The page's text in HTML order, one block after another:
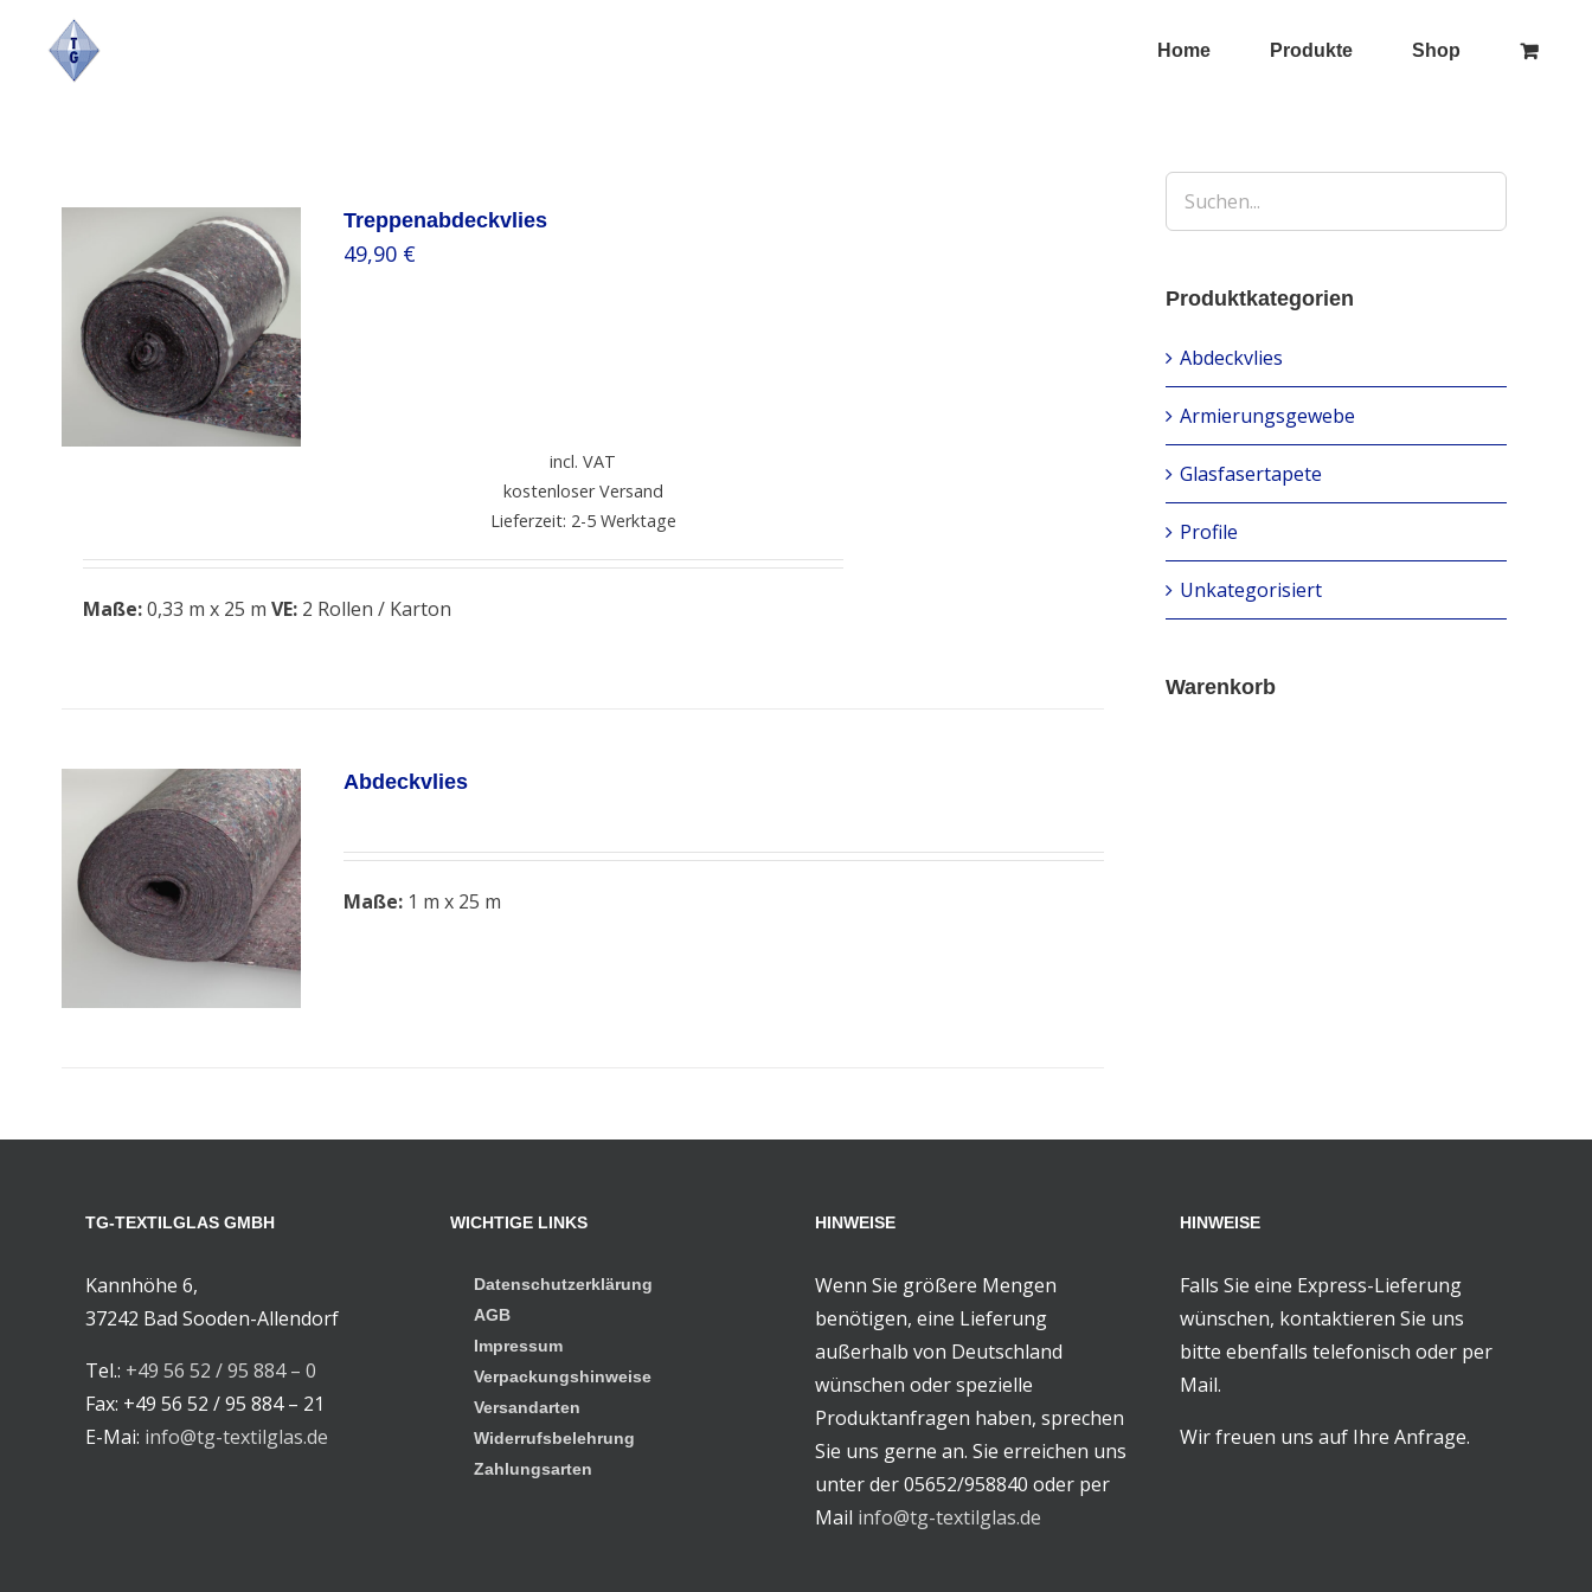
content
Home Produkte Shop
Treppenabdeckvlies
49,90 €
incl. VAT
kostenloser Versand
Lieferzeit: 2-5 Werktage
Maße:0,33 m x 25 m VE:2 Rollen / Karton
Abdeckvlies
Maße:1 m x 25 m
Produktkategorien
Abdeckvlies
Armierungsgewebe
Glasfasertapete
Profile
Unkategorisiert
Warenkorb
TG-TEXTILGLAS GMBH
Kannhöhe 6,
37242 Bad Sooden-Allendorf
Tel.: +49 56 52 / 95 884 – 0
Fax: +49 56 52 / 95 884 – 21
E-Mai: info@tg-textilglas.de
WICHTIGE LINKS
Datenschutzerklärung
AGB
Impressum
Verpackungshinweise
Versandarten
Widerrufsbelehrung
Zahlungsarten
HINWEISE
Wenn Sie größere Mengen
benötigen, eine Lieferung
außerhalb von Deutschland
wünschen oder spezielle
Produktanfragen haben, sprechen
Sie uns gerne an. Sie erreichen uns
unter der 05652/958840 oder per
Mail info@tg-textilglas.de
HINWEISE
Falls Sie eine Express-Lieferung
wünschen, kontaktieren Sie uns
bitte ebenfalls telefonisch oder per
Mail.
Wir freuen uns auf Ihre Anfrage.